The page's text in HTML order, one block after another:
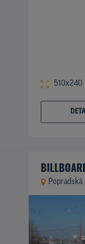
510x240
Popradská